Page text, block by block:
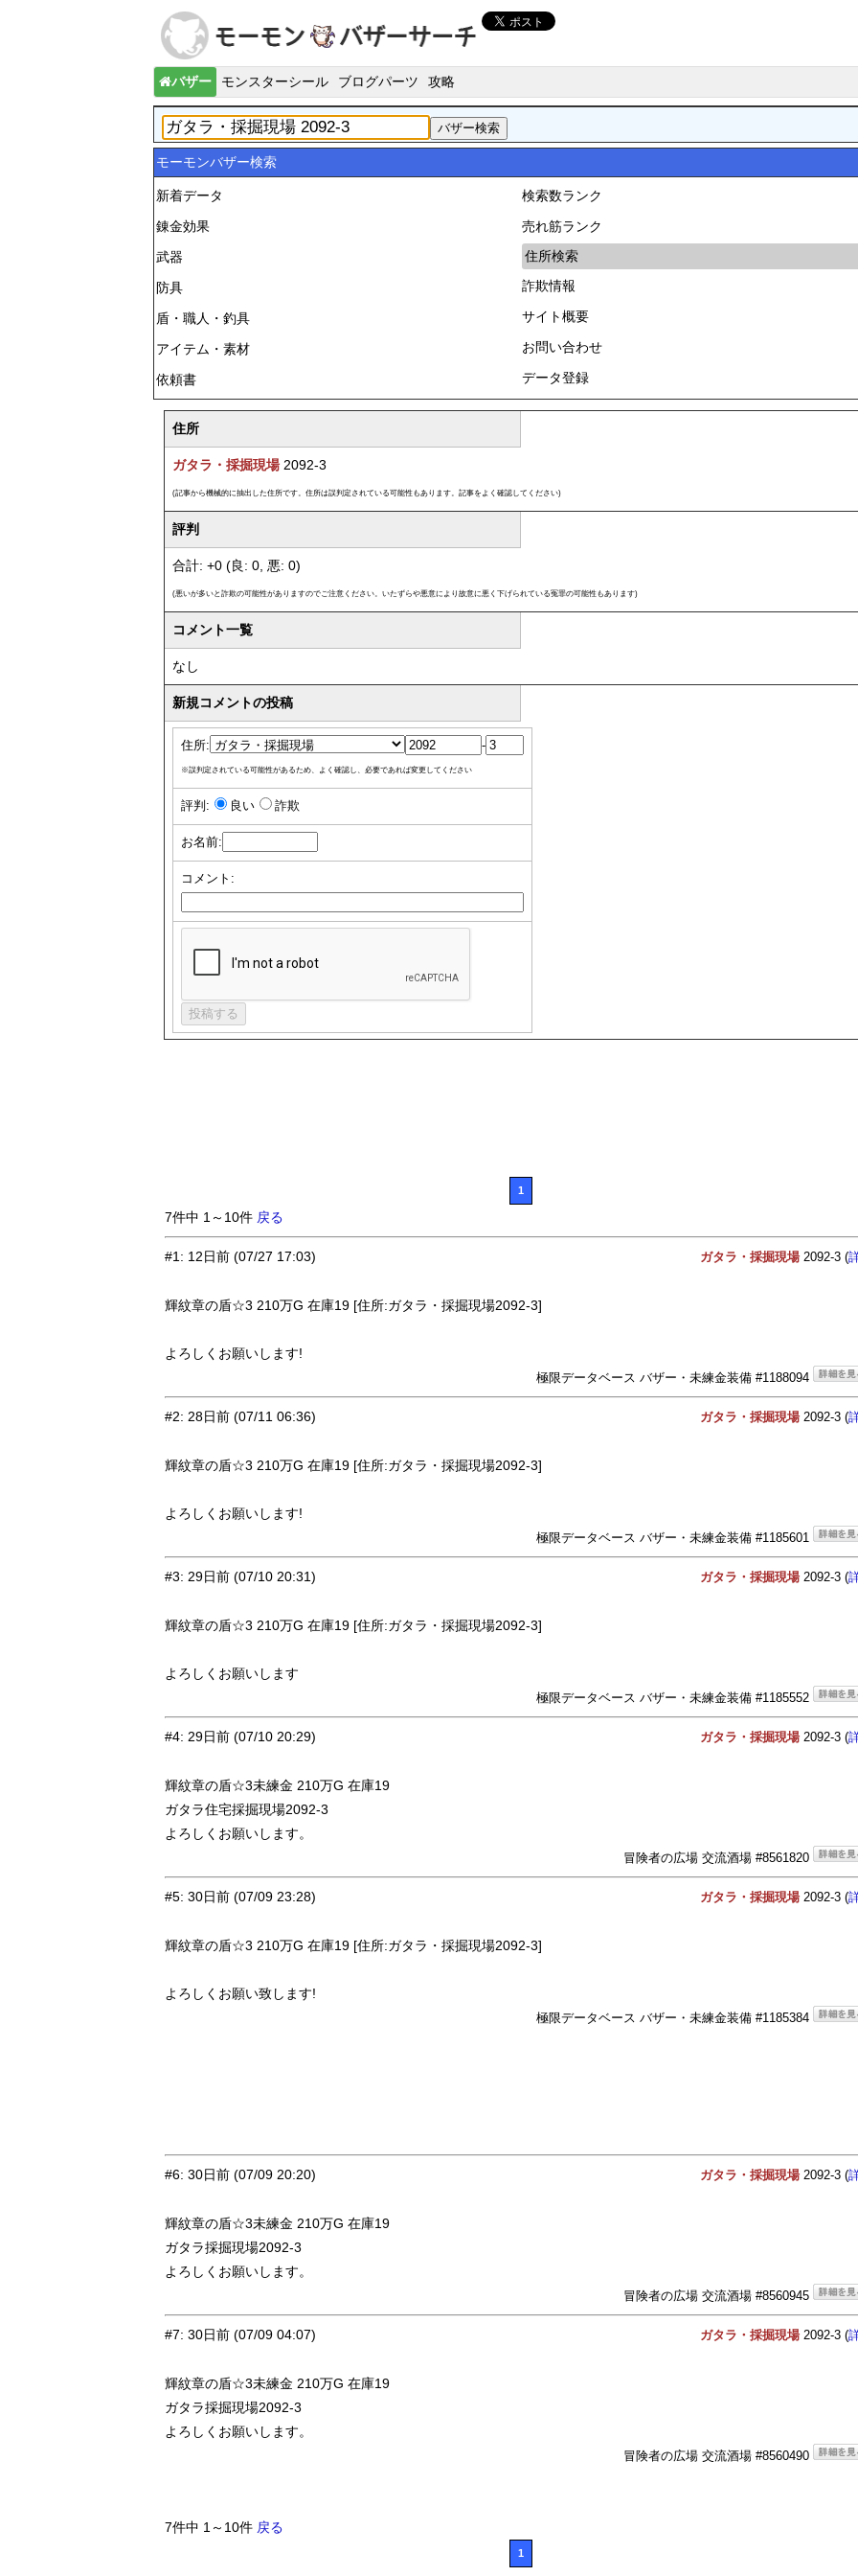
バザー モンスターシール ブログパーツ 攻略
モーモンバザー検索
新着データ
錬金効果
武器
防具
盾・職人・釣具
アイテム・素材
依頼書
検索数ランク
売れ筋ランク
住所検索
詐欺情報
サイト概要
お問い合わせ
データ登録
住所
ガタラ・採掘現場2092-3
(記事から機械的に抽出した住所です。住所は誤判定されている可能性もあります。記事をよく確認してください)
評判
合計: +0 (良: 0, 悪: 0)
(悪いが多いと詐欺の可能性がありますのでご注意ください。いたずらや悪意により故意に悪く下げられている冤罪の可能性もあります)
コメント一覧
なし
新規コメントの投稿
住所: -
※誤判定されている可能性があるため、よく確認し、必要であれば変更してください
評判: 良い 詐欺
お名前:
コメント:
1
7件中 1～10件 戻る
#1: 12日前 (07/27 17:03) ガタラ・採掘現場2092-3 (
輝紋章の盾☆3 210万G 在庫19 [住所:ガタラ・採掘現場2092-3]
よろしくお願いします!
極限データベース バザー・未練金装備 #1188094
#2: 28日前 (07/11 06:36) ガタラ・採掘現場2092-3 (
輝紋章の盾☆3 210万G 在庫19 [住所:ガタラ・採掘現場2092-3]
よろしくお願いします!
極限データベース バザー・未練金装備 #1185601
#3: 29日前 (07/10 20:31) ガタラ・採掘現場2092-3 (
輝紋章の盾☆3 210万G 在庫19 [住所:ガタラ・採掘現場2092-3]
よろしくお願いします
極限データベース バザー・未練金装備 #1185552
#4: 29日前 (07/10 20:29) ガタラ・採掘現場2092-3 (
輝紋章の盾☆3未練金 210万G 在庫19
ガタラ住宅採掘現場2092-3
よろしくお願いします。
冒険者の広場 交流酒場 #8561820
#5: 30日前 (07/09 23:28) ガタラ・採掘現場2092-3 (
輝紋章の盾☆3 210万G 在庫19 [住所:ガタラ・採掘現場2092-3]
よろしくお願い致します!
極限データベース バザー・未練金装備 #1185384
#6: 30日前 (07/09 20:20) ガタラ・採掘現場2092-3 (
輝紋章の盾☆3未練金 210万G 在庫19
ガタラ採掘現場2092-3
よろしくお願いします。
冒険者の広場 交流酒場 #8560945
#7: 30日前 (07/09 04:07) ガタラ・採掘現場2092-3 (
輝紋章の盾☆3未練金 210万G 在庫19
ガタラ採掘現場2092-3
よろしくお願いします。
冒険者の広場 交流酒場 #8560490
7件中 1～10件 戻る
1